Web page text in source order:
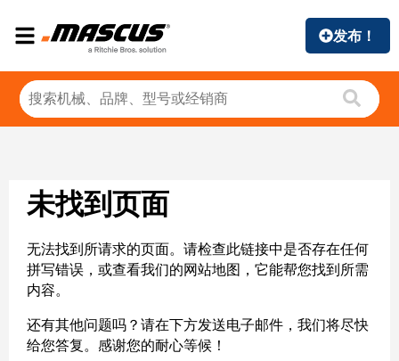
发布！
未找到页面
无法找到所请求的页面。请检查此链接中是否存在任何
拼写错误，或查看我们的网站地图，它能帮您找到所需
内容。
还有其他问题吗？请在下方发送电子邮件，我们将尽快
给您答复。感谢您的耐心等候！